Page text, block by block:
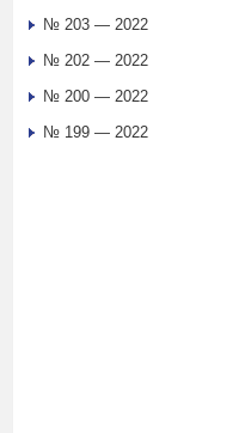
№ 203 — 2022
№ 202 — 2022
№ 200 — 2022
№ 199 — 2022